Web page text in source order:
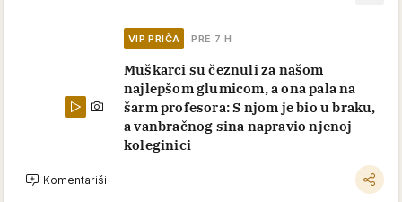
VIP PRIČA PRE 7 H
Muškarci su čeznuli za našom
najlepšom glumicom, a ona pala na
šarm profesora: S njom je bio u braku,
a vanbračnog sina napravio njenoj
koleginici
Komentariši